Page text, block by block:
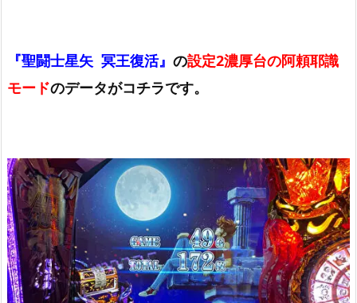
『聖闘士星矢 冥王復活』 の設定2濃厚台の阿頼耶識
モードのデータがコチラです。